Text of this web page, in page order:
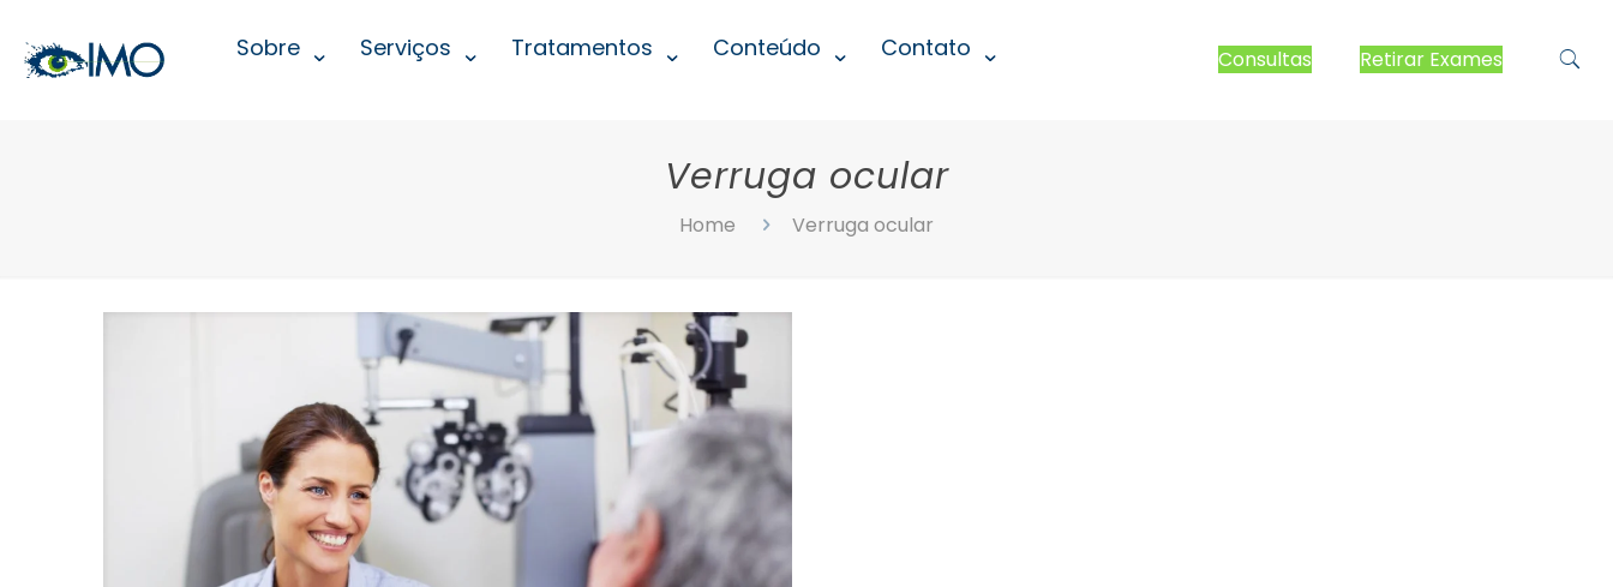
Sobre Serviços Tratamentos Conteúdo Contato Consultas Retirar Exames
Verruga ocular
Home Verruga ocular